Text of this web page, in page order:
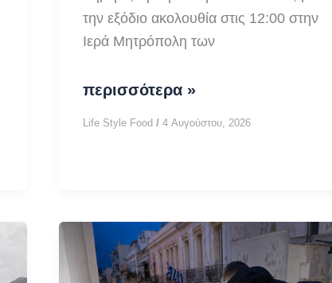
την εξόδιο ακολουθία στις 12:00 στην
Ιερά Μητρόπολη των
Κηδεία
Γιάννη
τελευταίο
αντίο
στο
περισσότερα »
Life Style Food/4 Αυγούστου, 2026